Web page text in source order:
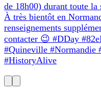
de 18h00) durant toute
À très bientôt en
renseignements
contacter 😉 #DDay
#Quineville #Normandie
#HistoryAlive